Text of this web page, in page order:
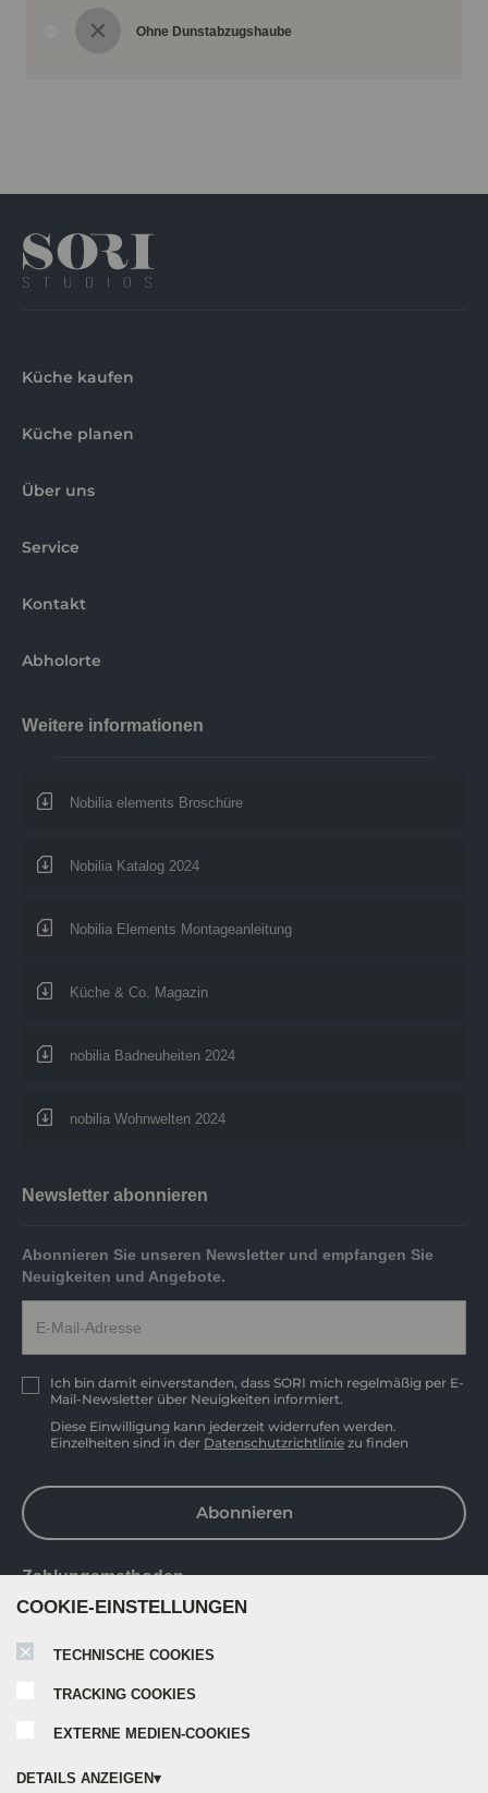
COOKIE-EINSTELLUNGEN
TECHNISCHE COOKIES
TRACKING COOKIES
EXTERNE MEDIEN-COOKIES
DETAILS ANZEIGEN
Ohne Dunstabzugshaube
Küche kaufen
Küche planen
Über uns
Service
Kontakt
Abholorte
Weitere informationen
Nobilia elements Broschüre
Nobilia Katalog 2024
Nobilia Elements Montageanleitung
Küche & Co. Magazin
nobilia Badneuheiten 2024
nobilia Wohnwelten 2024
Newsletter abonnieren
Abonnieren Sie unseren Newsletter und empfangen Sie
Neuigkeiten und Angebote.
Ich bin damit einverstanden, dass SORI mich regelmäßig per E-
Mail-Newsletter über Neuigkeiten informiert.
Diese Einwilligung kann jederzeit widerrufen werden.
Einzelheiten sind in der Datenschutzrichtlinie zu finden
Abonnieren
Zahlungsmethoden